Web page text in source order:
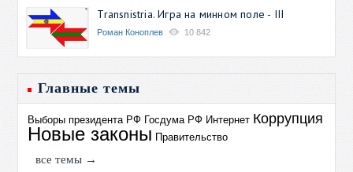
Transnistria. Игра на минном поле - III
Роман Коноплев 10 842
Главные темы
Выборы президента РФ Госдума РФ Интернет Коррупция
Новые законы Правительство
все темы →